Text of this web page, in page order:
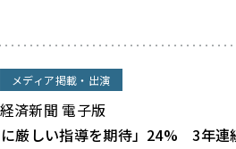
メディア掲載・出演
済新聞 電子版
厳しい指導を期待」24% 3年連